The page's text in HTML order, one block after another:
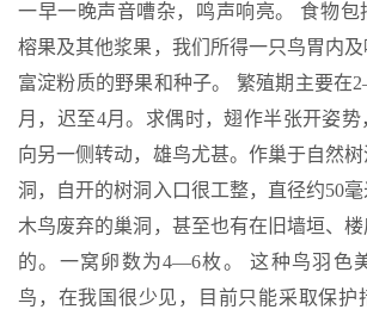
一早一晚声音嘈杂，鸣声响亮。 食物包
榕果及其他浆果，我们所得一只鸟胃内
富淀粉质的野果和种子。 繁殖期主要在
月，迟至4月。求偶时，翅作半张开姿势
向另一侧转动，雄鸟尤甚。作巢于自然
洞，自开的树洞入口很工整，直径约50
木鸟废弃的巢洞，甚至也有在旧墙垣、
的。一窝卵数为4—6枚。 这种鸟羽色
鸟，在我国很少见，目前只能采取保护